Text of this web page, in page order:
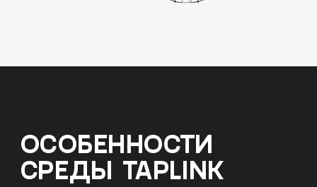
проекта
АНАЛИЗ SERP